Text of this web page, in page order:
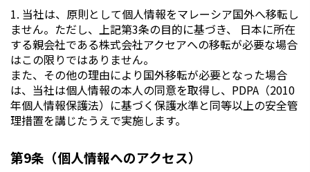
1. 当社は、原則として個人情報をマレーシア国外へ移転し
ません。ただし、上記第3条の目的に基づき、 日本に所在
する親会社である株式会社アクセアへの移転が必要な場合
はこの限りではありません。
また、その他の理由により国外移転が必要となった場合
は、当社は個人情報の本人の同意を取得し、PDPA（2010
年個人情報保護法）に基づく保護水準と同等以上の安全管
理措置を講じたうえで実施します。
第9条（個人情報へのアクセス）